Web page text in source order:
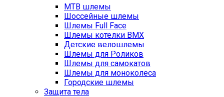
MTB шлемы
Шоссейные шлемы
Шлемы Full Face
Шлемы котелки BMX
Детские велошлемы
Шлемы для Роликов
Шлемы для самокатов
Шлемы для моноколеса
Городские шлемы
Защита тела